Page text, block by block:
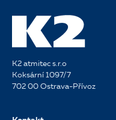
K2 atmitec s.r.o
Koksární 1097/7
702 00 Ostrava-Přívoz